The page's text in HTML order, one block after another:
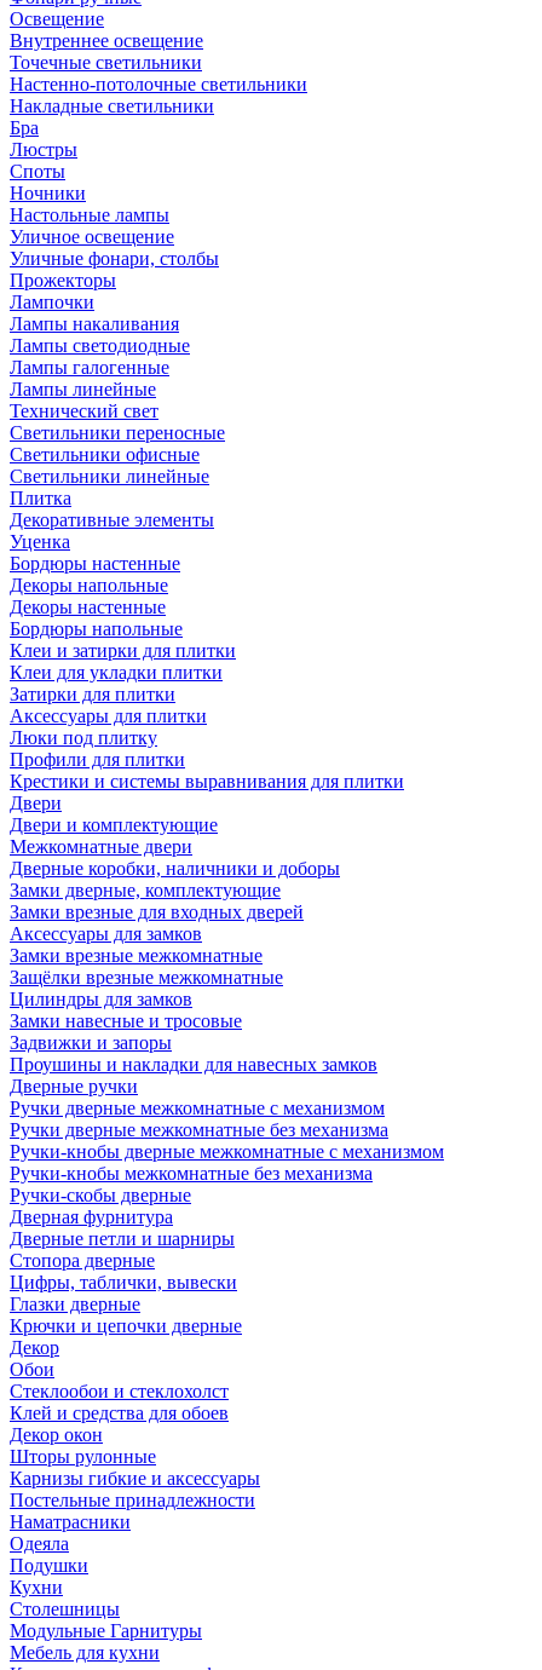
Освещение
Внутреннее освещение
Точечные светильники
Настенно-потолочные светильники
Накладные светильники
Бра
Люстры
Споты
Ночники
Настольные лампы
Уличное освещение
Уличные фонари, столбы
Прожекторы
Лампочки
Лампы накаливания
Лампы светодиодные
Лампы галогенные
Лампы линейные
Технический свет
Светильники переносные
Светильники офисные
Светильники линейные
Плитка
Декоративные элементы
Уценка
Бордюры настенные
Декоры напольные
Декоры настенные
Бордюры напольные
Клеи и затирки для плитки
Клеи для укладки плитки
Затирки для плитки
Аксессуары для плитки
Люки под плитку
Профили для плитки
Крестики и системы выравнивания для плитки
Двери
Двери и комплектующие
Межкомнатные двери
Дверные коробки, наличники и доборы
Замки дверные, комплектующие
Замки врезные для входных дверей
Аксессуары для замков
Замки врезные межкомнатные
Защёлки врезные межкомнатные
Цилиндры для замков
Замки навесные и тросовые
Задвижки и запоры
Проушины и накладки для навесных замков
Дверные ручки
Ручки дверные межкомнатные с механизмом
Ручки дверные межкомнатные без механизма
Ручки-кнобы дверные межкомнатные с механизмом
Ручки-кнобы межкомнатные без механизма
Ручки-скобы дверные
Дверная фурнитура
Дверные петли и шарниры
Стопора дверные
Цифры, таблички, вывески
Глазки дверные
Крючки и цепочки дверные
Декор
Обои
Стеклообои и стеклохолст
Клей и средства для обоев
Декор окон
Шторы рулонные
Карнизы гибкие и аксессуары
Постельные принадлежности
Наматрасники
Одеяла
Подушки
Кухни
Столешницы
Модульные Гарнитуры
Мебель для кухни